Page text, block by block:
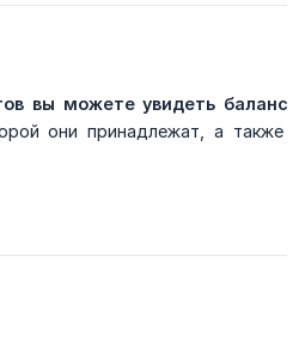
вы можете увидеть баланс
они принадлежат, а также